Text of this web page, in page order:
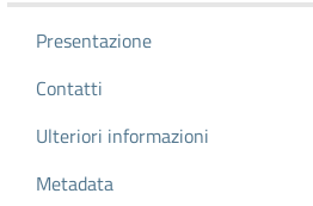
Indice del progetto
Presentazione
Contatti
Ulteriori informazioni
Metadata